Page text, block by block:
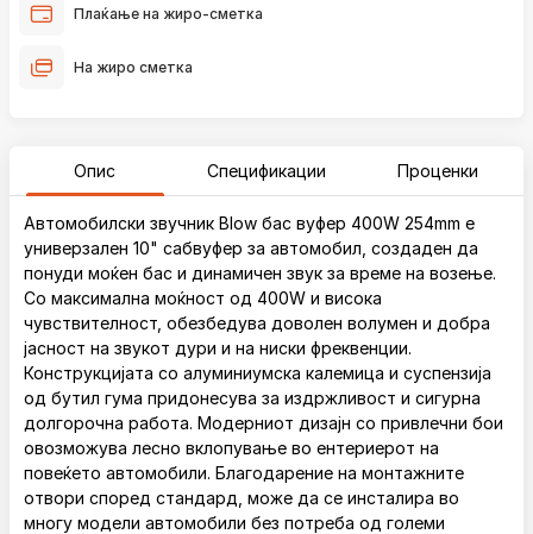
Плаќање на жиро-сметка
На жиро сметка
Опис Спецификации Проценки
Автомобилски звучник Blow бас вуфер 400W 254mm е
универзален 10" сабвуфер за автомобил, создаден да
понуди моќен бас и динамичен звук за време на возење.
Со максимална моќност од 400W и висока
чувствителност, обезбедува доволен волумен и добра
јасност на звукот дури и на ниски фреквенции.
Конструкцијата со алуминиумска калемица и суспензија
од бутил гума придонесува за издржливост и сигурна
долгорочна работа. Модерниот дизајн со привлечни бои
овозможува лесно вклопување во ентериерот на
повеќето автомобили. Благодарение на монтажните
отвори според стандард, може да се инсталира во
многу модели автомобили без потреба од големи